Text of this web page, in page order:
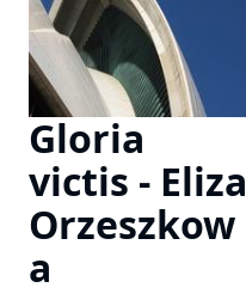
Gloria
victis - Eliza
Orzeszkow
a